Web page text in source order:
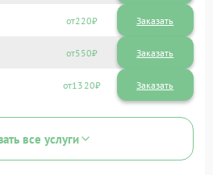
220
550
1320
все услуги